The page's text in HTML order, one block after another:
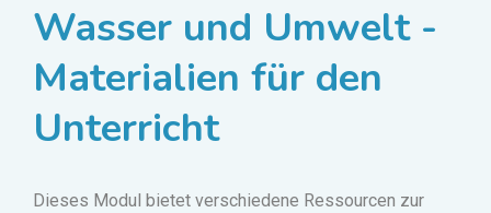
Wasser und Umwelt -
Materialien für den
Unterricht
Dieses Modul bietet verschiedene Ressourcen zur